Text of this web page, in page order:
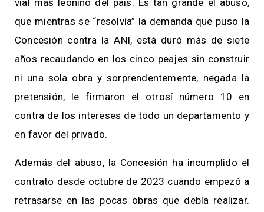
que mientras se “resolvía” la demanda que puso la
Concesión contra la ANI, está duró más de siete
años recaudando en los cinco peajes sin construir
ni una sola obra y sorprendentemente, negada la
pretensión, le firmaron el otrosí número 10 en
contra de los intereses de todo un departamento y
en favor del privado.
Además del abuso, la Concesión ha incumplido el
contrato desde octubre de 2023 cuando empezó a
retrasarse en las pocas obras que debía realizar.